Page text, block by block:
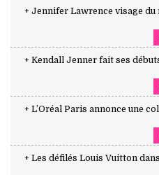
+ Jennifer Lawrence visage du
+ Kendall Jenner fait ses
+ L’Oréal Paris annonce une
+ Les défilés Louis Vuitton